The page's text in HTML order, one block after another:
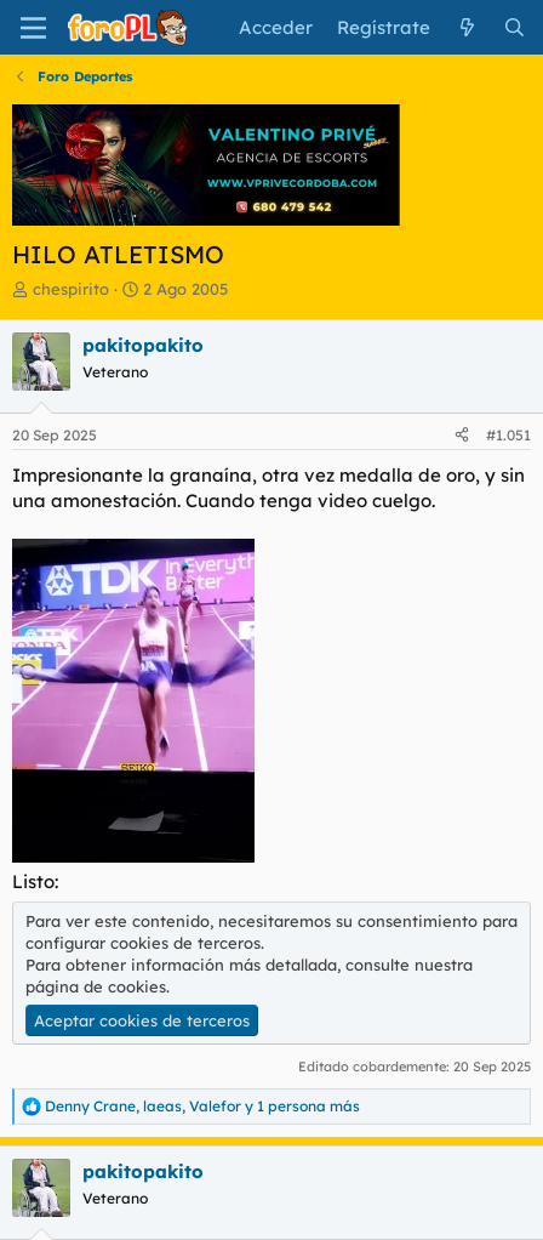
Acceder Regístrate
Foro Deportes
HILO ATLETISMO
I
i
c
i
a
d
o
d
e
t
e
m
a
chespirito
F
h
a
e
c
2 Ago 2005
pakitopakito
Veterano
20 Sep 2025 #1.051
Impresionante la granaína, otra vez medalla de oro, y sin
una amonestación. Cuando tenga video cuelgo.
Listo:
Para ver este contenido, necesitaremos su consentimiento para
configurar cookies de terceros.
Para obtener información más detallada, consulte nuestra
página de cookies.
Aceptar cookies de terceros
Editado cobardemente: 20 Sep 2025
R
e
a
c
c
i
Denny Crane, laeas, Valefor y 1 persona más
pakitopakito
Veterano